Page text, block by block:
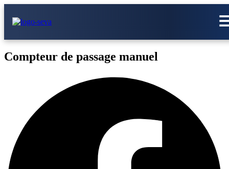
Compteur de passage manuel